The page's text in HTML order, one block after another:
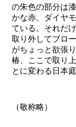
の朱色の部分は
かな赤、ダイヤ
ている。それだ
取り外してブロ
がちょっと欲張
椿、ここで取り
とに変わる日本
（敬称略）